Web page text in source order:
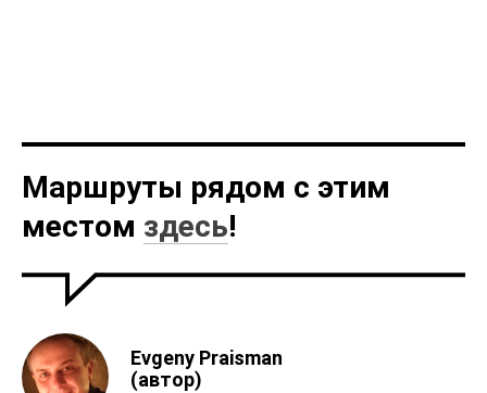
Маршруты рядом с этим
местом здесь!
Evgeny Praisman
(автор)